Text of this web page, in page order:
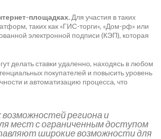
площадках. Для участия в таких
таких как «ГИС-торги», «Дом-рф» или
электронной подписи (КЭП), которая
делать ставки удаленно, находясь в любом
покупателей и повысить уровень
и автоматизацию процесса, что
региона и
мест с ограниченным доступом
широкие возможности для